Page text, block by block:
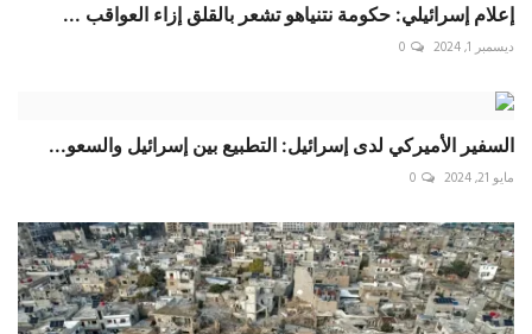
إعلام إسرائيلي: حكومة نتنياهو تشعر بالقلق إزاء العواقب ...
ديسمبر 1, 2024 0
السفير الأميركي لدى إسرائيل: التطبيع بين إسرائيل والسعو...
مايو 21, 2024 0